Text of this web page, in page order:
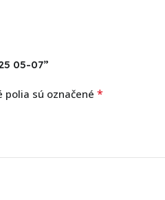
05-07”
polia sú označené *